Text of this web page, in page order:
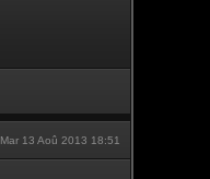
Mar 13 Aoû 2013 18:51